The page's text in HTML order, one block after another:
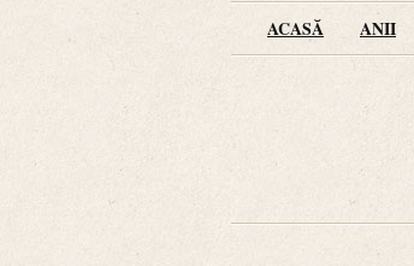
ACASĂ ANII